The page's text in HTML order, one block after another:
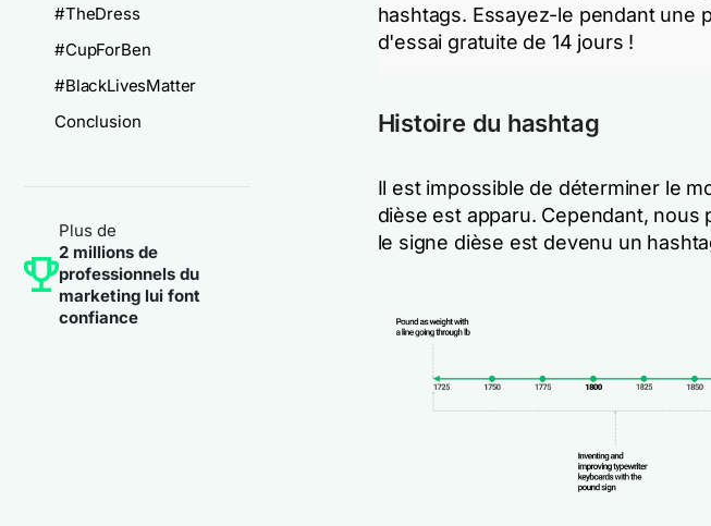
#TheDress
#CupForBen
#BlackLivesMatter
Conclusion
Plus de
2 millions de
professionnels du
marketing lui font
confiance
hashtags. Essayez-le pendant une
d'essai gratuite de 14 jours !
Histoire du hashtag
Il est impossible de déterminer le
dièse est apparu. Cependant,
le signe dièse est devenu un